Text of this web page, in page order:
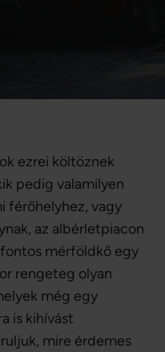
ezrei költöznek
pedig valamilyen
férőhelyhez, vagy
az albérletpiacon
mérföldkő egy
rengeteg olyan
még egy
is kihívást
mire érdemes